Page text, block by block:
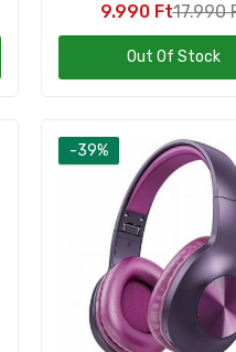
9.990 Ft17.990
Out Of Stock
-39%